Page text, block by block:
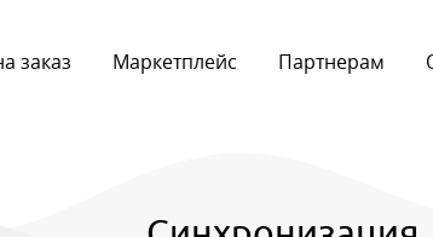
заказ Маркетплейс Партнерам